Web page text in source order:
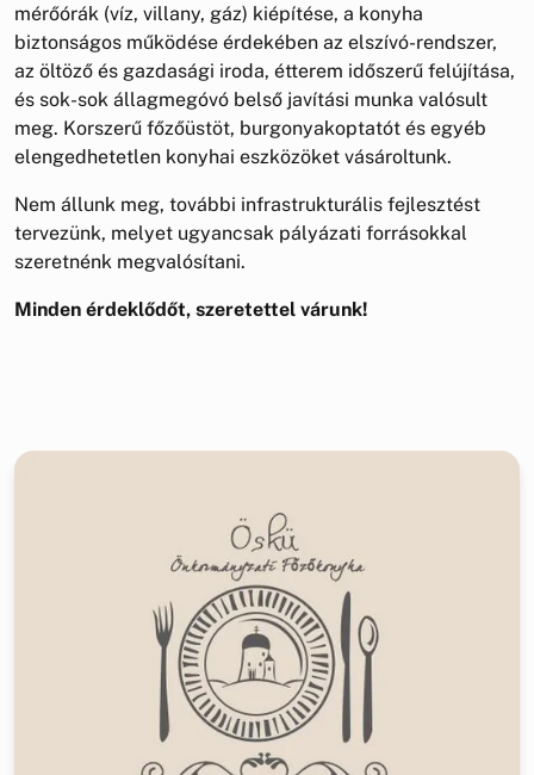
mérőórák (víz, villany, gáz) kiépítése, a konyha
biztonságos működése érdekében az elszívó-rendszer,
az öltöző és gazdasági iroda, étterem időszerű felújítása,
és sok-sok állagmegóvó belső javítási munka valósult
meg. Korszerű főzőüstöt, burgonyakoptatót és egyéb
elengedhetetlen konyhai eszközöket vásároltunk.
Nem állunk meg, további infrastrukturális fejlesztést
tervezünk, melyet ugyancsak pályázati forrásokkal
szeretnénk megvalósítani.
Minden érdeklődőt, szeretettel várunk!